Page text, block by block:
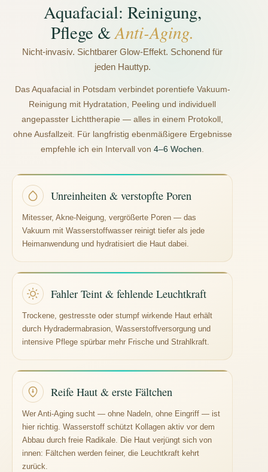
Aquafacial: Reinigung,
Pflege &Anti-Aging.
Nicht-invasiv. Sichtbarer Glow-Effekt. Schonend für
jeden Hauttyp.
Das Aquafacial in Potsdam verbindet porentiefe Vakuum-
Reinigung mit Hydratation, Peeling und individuell
angepasster Lichttherapie — alles in einem Protokoll,
ohne Ausfallzeit. Für langfristig ebenmäßigere Ergebnisse
empfehle ich ein Intervall von 4–6 Wochen.
Unreinheiten & verstopfte Poren
Mitesser, Akne-Neigung, vergrößerte Poren — das
Vakuum mit Wasserstoffwasser reinigt tiefer als jede
Heimanwendung und hydratisiert die Haut dabei.
Fahler Teint & fehlende Leuchtkraft
Trockene, gestresste oder stumpf wirkende Haut erhält
durch Hydradermabrasion, Wasserstoffversorgung und
intensive Pflege spürbar mehr Frische und Strahlkraft.
Reife Haut & erste Fältchen
Wer Anti-Aging sucht — ohne Nadeln, ohne Eingriff — ist
hier richtig. Wasserstoff schützt Kollagen aktiv vor dem
Abbau durch freie Radikale. Die Haut verjüngt sich von
innen: Fältchen werden feiner, die Leuchtkraft kehrt
zurück.